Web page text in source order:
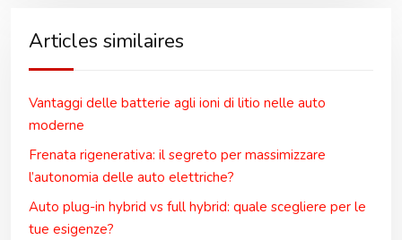
Articles similaires
Vantaggi delle batterie agli ioni di litio nelle auto
moderne
Frenata rigenerativa: il segreto per massimizzare
l’autonomia delle auto elettriche?
Auto plug-in hybrid vs full hybrid: quale scegliere per le
tue esigenze?